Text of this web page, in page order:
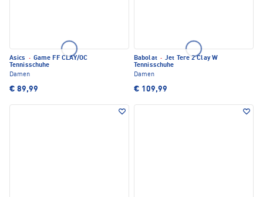
Asics · Game FF CLAY/OC
Tennisschuhe
Damen
€ 89,99
Babolat · Jet Tere 2 Clay W
Tennisschuhe
Damen
€ 109,99